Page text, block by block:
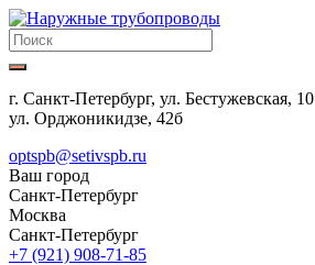
г. Санкт-Петербург, ул. Бестужевская, 10
ул. Орджоникидзе, 42б
optspb@setivspb.ru
Ваш город
Санкт-Петербург
Москва
Санкт-Петербург
+7 (921) 908-71-85